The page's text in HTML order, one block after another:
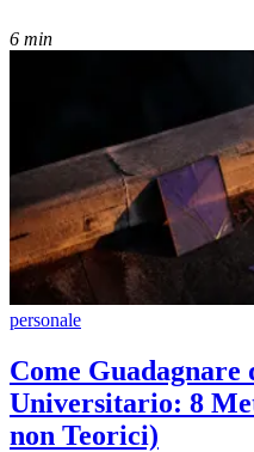
6 min
personale
Come Guadagnare
Universitario: 8
non Teorici)